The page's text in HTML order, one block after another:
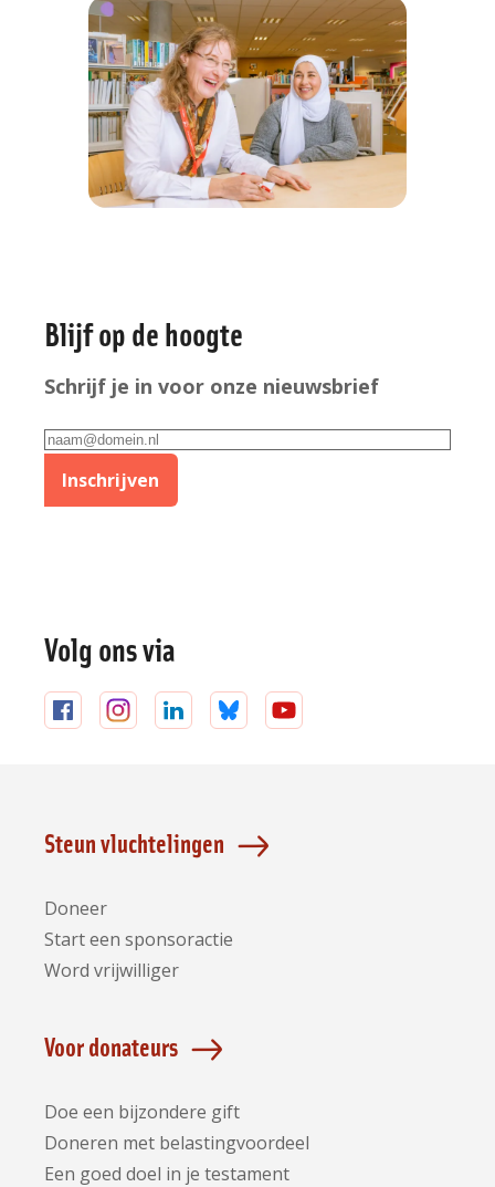
informatie
Blijf op de hoogte
Schrijf je in voor onze nieuwsbrief
E-
mailadres
Inschrijven
Volg ons via
Volg
Volg
Volg
Volg
Volg
Steun vluchtelingen
Doneer
Start een sponsoractie
Word vrijwilliger
Voor donateurs
Doe een bijzondere gift
Doneren met belastingvoordeel
Een goed doel in je testament